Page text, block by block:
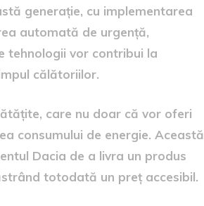
generație, cu implementarea
automată de urgență,
tehnologii vor contribui la
călătoriilor.
care nu doar că vor oferi
consumului de energie. Această
Dacia de a livra un produs
totodată un preț accesibil.